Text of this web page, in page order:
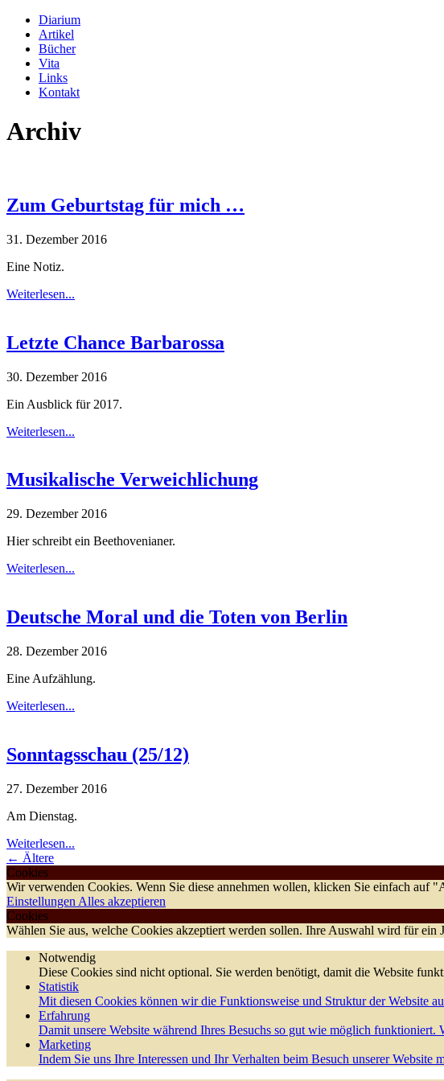
Diarium
Artikel
Bücher
Vita
Links
Kontakt
Archiv
Zum Geburtstag für mich …
31. Dezember 2016
Eine Notiz.
Weiterlesen...
Letzte Chance Barbarossa
30. Dezember 2016
Ein Ausblick für 2017.
Weiterlesen...
Musikalische Verweichlichung
29. Dezember 2016
Hier schreibt ein Beethovenianer.
Weiterlesen...
Deutsche Moral und die Toten von Berlin
28. Dezember 2016
Eine Aufzählung.
Weiterlesen...
Sonntagsschau (25/12)
27. Dezember 2016
Am Dienstag.
Weiterlesen...
← Ältere
Cookies
Wir verwenden Cookies. Wenn Sie diese annehmen wollen, klicken Sie einfach
Einstellungen Alles akzeptieren
Cookies
Wählen Sie aus, welche Cookies akzeptiert werden sollen. Ihre Auswahl wird für ein
Notwendig
Diese Cookies sind nicht optional. Sie werden benötigt, damit die Website
Statistik
Mit diesen Cookies können wir die Funktionsweise und Struktur der Website
Erfahrung
Damit unsere Website während Ihres Besuchs so gut wie möglich
Marketing
Indem Sie uns Ihre Interessen und Ihr Verhalten beim Besuch unserer